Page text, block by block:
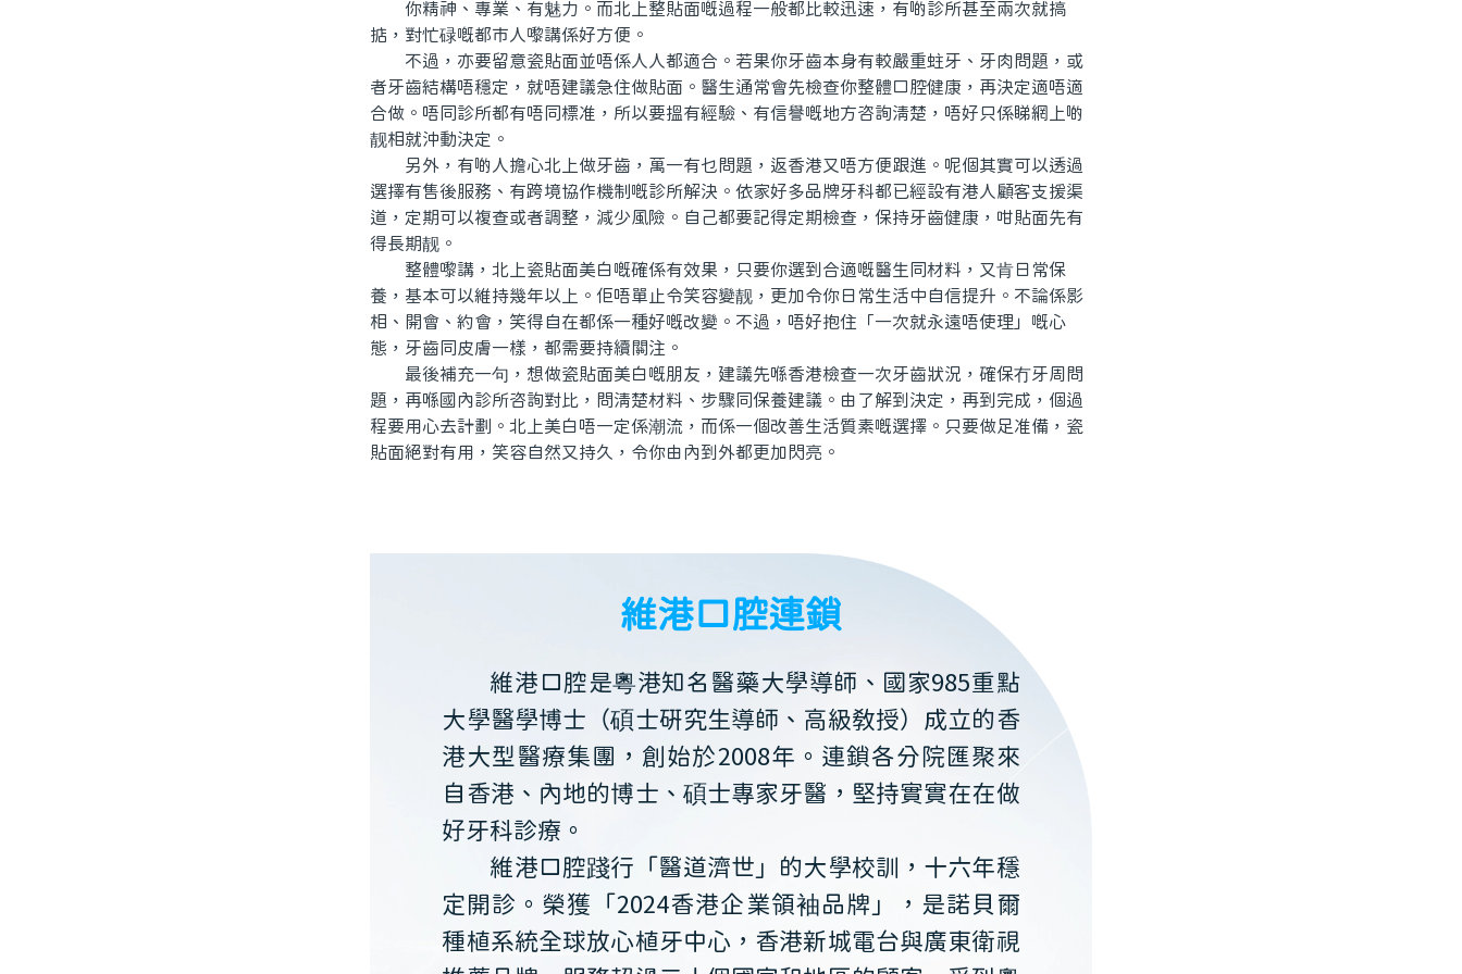
你精神、專業、有魅力。而北上整貼面嘅過程一般都比較迅速，有啲診所甚至兩次就搞
掂，對忙碌嘅都市人嚟講係好方便。
不過，亦要留意瓷貼面並唔係人人都適合。若果你牙齒本身有較嚴重蛀牙、牙肉問題，或
者牙齒結構唔穩定，就唔建議急住做貼面。醫生通常會先檢查你整體口腔健康，再決定適唔適
合做。唔同診所都有唔同標准，所以要搵有經驗、有信譽嘅地方咨詢清楚，唔好只係睇網上啲
靓相就沖動決定。
另外，有啲人擔心北上做牙齒，萬一有乜問題，返香港又唔方便跟進。呢個其實可以透過
選擇有售後服務、有跨境協作機制嘅診所解決。依家好多品牌牙科都已經設有港人顧客支援渠
道，定期可以複查或者調整，減少風險。自己都要記得定期檢查，保持牙齒健康，咁貼面先有
得長期靓。
整體嚟講，北上瓷貼面美白嘅確係有效果，只要你選到合適嘅醫生同材料，又肯日常保
養，基本可以維持幾年以上。佢唔單止令笑容變靓，更加令你日常生活中自信提升。不論係影
相、開會、約會，笑得自在都係一種好嘅改變。不過，唔好抱住「一次就永遠唔使理」嘅心
態，牙齒同皮膚一樣，都需要持續關注。
最後補充一句，想做瓷貼面美白嘅朋友，建議先喺香港檢查一次牙齒狀況，確保冇牙周問
題，再喺國內診所咨詢對比，問清楚材料、步驟同保養建議。由了解到決定，再到完成，個過
程要用心去計劃。北上美白唔一定係潮流，而係一個改善生活質素嘅選擇。只要做足准備，瓷
貼面絕對有用，笑容自然又持久，令你由內到外都更加閃亮。
維港口腔連鎖
維港口腔是粵港知名醫藥大學導師、國家985重點
大學醫學博士（碩士研究生導師、高級教授）成立的香
港大型醫療集團，創始於2008年。連鎖各分院匯聚來
自香港、內地的博士、碩士專家牙醫，堅持實實在在做
好牙科診療。
維港口腔踐行「醫道濟世」的大學校訓，十六年穩
定開診。榮獲「2024香港企業領袖品牌」，是諾貝爾
種植系統全球放心植牙中心，香港新城電台與廣東衛視